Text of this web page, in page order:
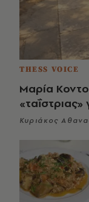
THESS VOICE
Μαρία
Κυριάκος